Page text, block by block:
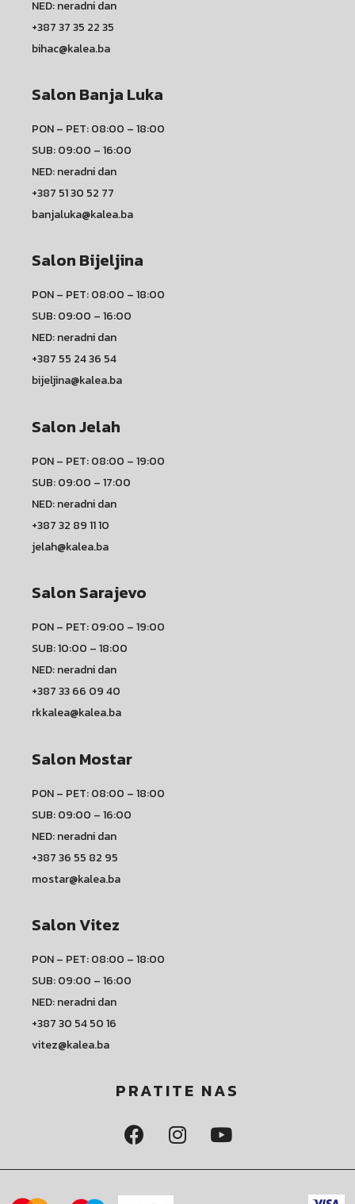
NED: neradni dan
+387 37 35 22 35
bihac@kalea.ba
Salon Banja Luka
PON – PET: 08:00 – 18:00
SUB: 09:00 – 16:00
NED: neradni dan
+387 51 30 52 77
banjaluka@kalea.ba
Salon Bijeljina
PON – PET: 08:00 – 18:00
SUB: 09:00 – 16:00
NED: neradni dan
+387 55 24 36 54
bijeljina@kalea.ba
Salon Jelah
PON – PET: 08:00 – 19:00
SUB: 09:00 – 17:00
NED: neradni dan
+387 32 89 11 10
jelah@kalea.ba
Salon Sarajevo
PON – PET: 09:00 – 19:00
SUB: 10:00 – 18:00
NED: neradni dan
+387 33 66 09 40
rkkalea@kalea.ba
Salon Mostar
PON – PET: 08:00 – 18:00
SUB: 09:00 – 16:00
NED: neradni dan
+387 36 55 82 95
mostar@kalea.ba
Salon Vitez
PON – PET: 08:00 – 18:00
SUB: 09:00 – 16:00
NED: neradni dan
+387 30 54 50 16
vitez@kalea.ba
PRATITE NAS